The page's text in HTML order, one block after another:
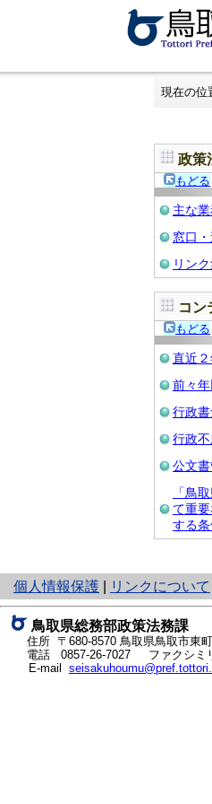
現在の位
政策
もどる
主な
窓口
リン
コン
もどる
直近
前々
行政
行政
公文
「鳥
て重
する条
個人情報保護
と
り
ネ
ッ
ト
へ
リンクについて
鳥取県総務部政策法務課
住所 〒680-8570 鳥取県鳥取市東
電話 0857-26-7027
ファクシミ
E-mail